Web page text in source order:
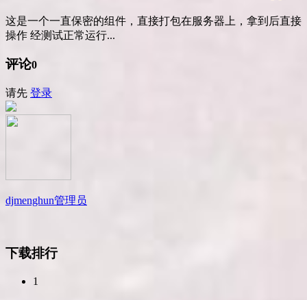
这是一个一直保密的组件，直接打包在服务器上，拿到后直接
操作 经测试正常运行...
评论0
请先 登录
djmenghun管理员
下载排行
1